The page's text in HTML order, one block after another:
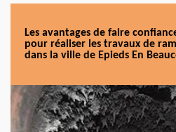
Les avantages de faire
pour réaliser les travaux de
dans la ville de Epieds En